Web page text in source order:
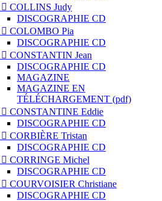
 COLLINS Judy
DISCOGRAPHIE CD
 COLOMBO Pia
DISCOGRAPHIE CD
 CONSTANTIN Jean
DISCOGRAPHIE CD
MAGAZINE
MAGAZINE EN
TÉLÉCHARGEMENT (pdf)
 CONSTANTINE Eddie
DISCOGRAPHIE CD
 CORBIÈRE Tristan
DISCOGRAPHIE CD
 CORRINGE Michel
DISCOGRAPHIE CD
 COURVOISIER Christiane
DISCOGRAPHIE CD